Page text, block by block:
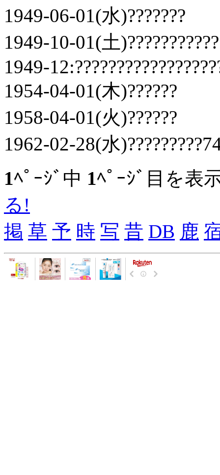
1949-06-01(水)???????
1949-10-01(土
1949-
1954-04-01(木)??????
1958-04-01(火)??????
1962-02-28(水
1ﾍﾟｰｼﾞ中 1ﾍﾟｰｼﾞ目を表
る!
掲 草 予 時 写 昔 DB 鹿